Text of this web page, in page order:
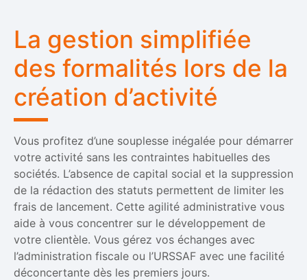
La gestion simplifiée
des formalités lors de la
création d’activité
Vous profitez d’une souplesse inégalée pour démarrer
votre activité sans les contraintes habituelles des
sociétés. L’absence de capital social et la suppression
de la rédaction des statuts permettent de limiter les
frais de lancement. Cette agilité administrative vous
aide à vous concentrer sur le développement de
votre clientèle. Vous gérez vos échanges avec
l’administration fiscale ou l’URSSAF avec une facilité
déconcertante dès les premiers jours.